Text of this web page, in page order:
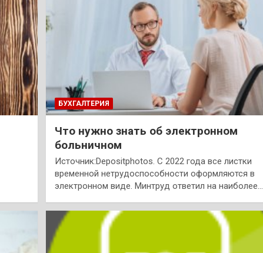
БУХГАЛТЕРИЯ
Что нужно знать об электронном
больничном
Источник:Depositphotos. С 2022 года все листки
временной нетрудоспособности оформляются в
электронном виде. Минтруд ответил на наиболее…